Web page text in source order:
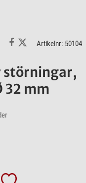
Artikelnr: 50104
störningar,
32 mm